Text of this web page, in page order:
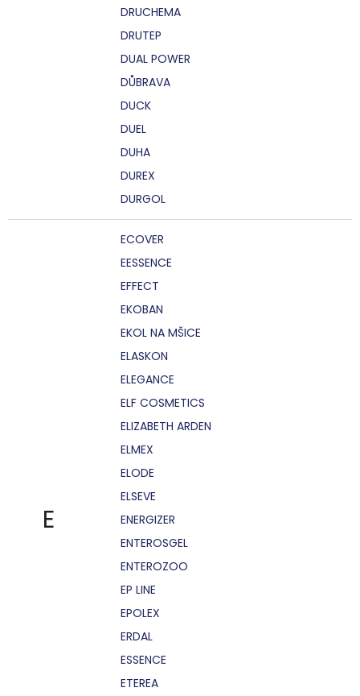
DRUCHEMA
DRUTEP
DUAL POWER
DŮBRAVA
DUCK
DUEL
DUHA
DUREX
DURGOL
E
ECOVER
EESSENCE
EFFECT
EKOBAN
EKOL NA MŠICE
ELASKON
ELEGANCE
ELF COSMETICS
ELIZABETH ARDEN
ELMEX
ELODE
ELSEVE
ENERGIZER
ENTEROSGEL
ENTEROZOO
EP LINE
EPOLEX
ERDAL
ESSENCE
ETEREA